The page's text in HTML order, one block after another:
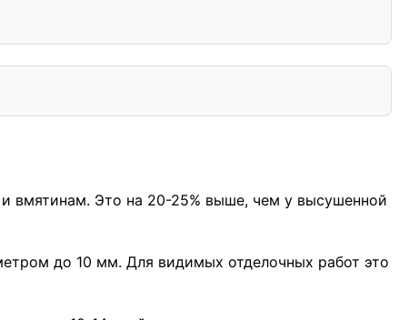
вмятинам. Это на 20-25% выше, чем у высушенной
до 10 мм. Для видимых отделочных работ это